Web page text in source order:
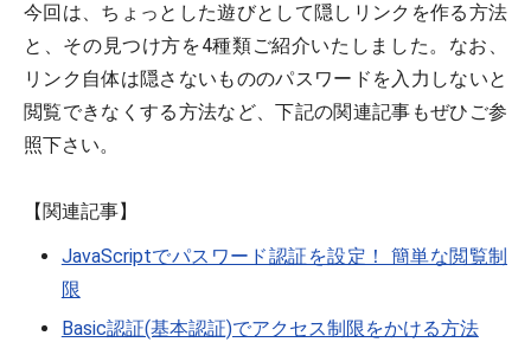
今回は、ちょっとした遊びとして隠しリンクを作る方法
と、その見つけ方を4種類ご紹介いたしました。なお、
リンク自体は隠さないもののパスワードを入力しないと
閲覧できなくする方法など、下記の関連記事もぜひご参
照下さい。
【関連記事】
JavaScriptでパスワード認証を設定！ 簡単な閲覧制
限
Basic認証(基本認証)でアクセス制限をかける方法